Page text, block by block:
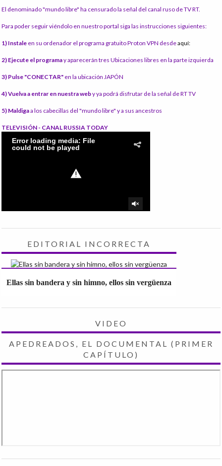
El denominado "mundo libre" ha censurado la señal del canal ruso de TV RT.
Para poder seguir viéndolo en nuestro portal siga las instrucciones siguientes:
1) Instale en su ordenador el programa gratuito Proton VPN desdeaquí:
2) Ejecute el programay aparecerán tres Ubicaciones libres en la parte izquierda
3) Pulse "CONECTAR" en la ubicación JAPÓN
4) Vuelva a entrar en nuestra weby ya podrá disfrutar de la señal de RT TV
5) Maldigaa los cabecillas del "mundo libre" y a sus ancestros
TELEVISIÓN - CANAL RUSSIA TODAY
EDITORIAL INCORRECTA
Ellas sin bandera y sin himno, ellos sin vergüenza
VIDEO
APEDREADOS, EL DOCUMENTAL (PRIMER
CAPÍTULO)